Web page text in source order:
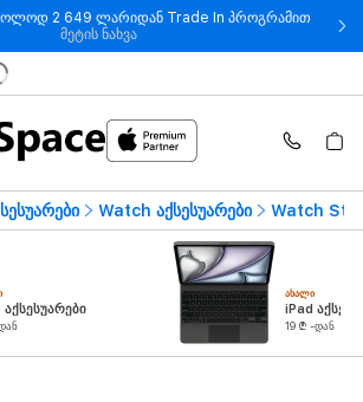
2 649 ლარიდან Trade In პროგრამით
მეტის ნახვა- iPhone 17 Pro მხოლოდ 2 649
Watch აქსესუარები Watch
ᲐᲮᲐᲚᲘ
iPad
19 ₾ -დან